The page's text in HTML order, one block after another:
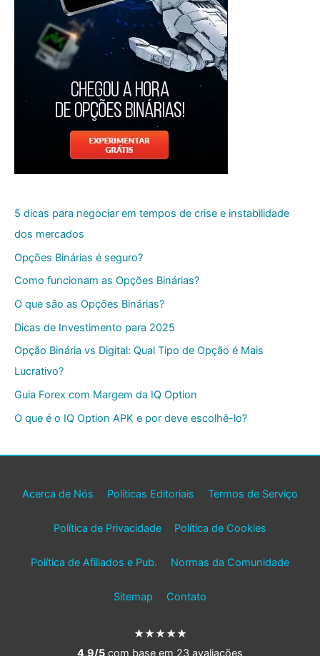
5 dicas para negociar em tempos de crise e instabilidade
dos mercados
Opções Binárias é seguro?
Como funcionam as Opções Binárias?
O que são as Opções Binárias?
Dicas de Investimento para 2025
Opção Binária vs Digital: Qual Tipo de Opção é Mais
Lucrativo?
Guia Forex com Margem da IQ Option
O que é o IQ Option APK e por deve escolhê-lo?
Acerca de Nós Políticas Editoriais Termos de Serviço
Política de Privacidade Política de Cookies
Política de Afiliados e Pub. Normas da Comunidade
Sitemap Contato
★★★★★
4,9/5 com base em 23 avaliações